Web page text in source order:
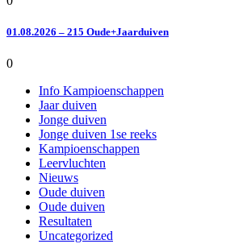
01.08.2026 – 215 Oude+Jaarduiven
0
Info Kampioenschappen
Jaar duiven
Jonge duiven
Jonge duiven 1se reeks
Kampioenschappen
Leervluchten
Nieuws
Oude duiven
Oude duiven
Resultaten
Uncategorized